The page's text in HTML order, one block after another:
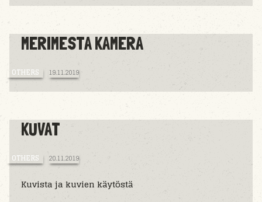
MERIMESTA KAMERA
OTHERS 19.11.2019
KUVAT
OTHERS 20.11.2019
Kuvista ja kuvien käytöstä